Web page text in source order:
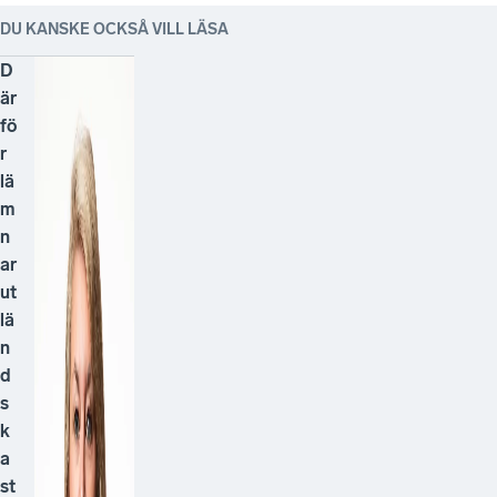
DU KANSKE OCKSÅ VILL LÄSA
D
är
fö
r
lä
m
n
ar
ut
lä
n
d
s
k
a
st